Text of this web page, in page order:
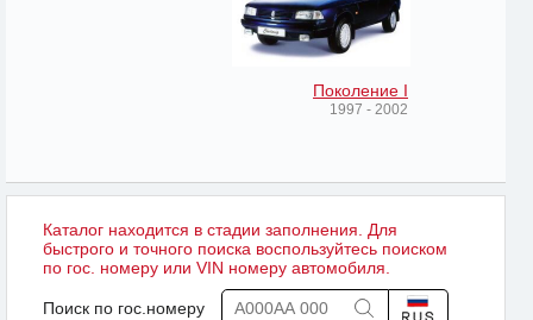
Поколение I
1997 - 2002
Каталог находится в стадии заполнения. Для
быстрого и точного поиска воспользуйтесь поиском
по гос. номеру или VIN номеру автомобиля.
Поиск по гос.номеру